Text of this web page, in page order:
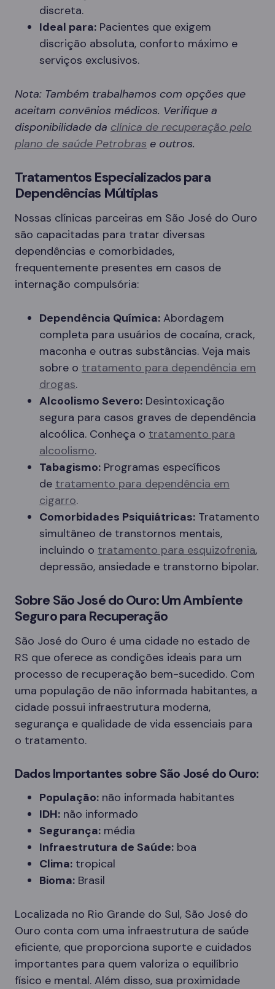
discreta.
Ideal para: Pacientes que exigem
discrição absoluta, conforto máximo e
serviços exclusivos.
Nota: Também trabalhamos com opções que
aceitam convênios médicos. Verifique a
disponibilidade da clínica de recuperação pelo
plano de saúde Petrobras e outros.
Tratamentos Especializados para
Dependências Múltiplas
Nossas clínicas parceiras em São José do Ouro
são capacitadas para tratar diversas
dependências e comorbidades,
frequentemente presentes em casos de
internação compulsória:
Dependência Química: Abordagem
completa para usuários de cocaína, crack,
maconha e outras substâncias. Veja mais
sobre o tratamento para dependência em
drogas.
Alcoolismo Severo: Desintoxicação
segura para casos graves de dependência
alcoólica. Conheça o tratamento para
alcoolismo.
Tabagismo: Programas específicos
de tratamento para dependência em
cigarro.
Comorbidades Psiquiátricas: Tratamento
simultâneo de transtornos mentais,
incluindo o tratamento para esquizofrenia,
depressão, ansiedade e transtorno bipolar.
Sobre São José do Ouro: Um Ambiente
Seguro para Recuperação
São José do Ouro é uma cidade no estado de
RS que oferece as condições ideais para um
processo de recuperação bem-sucedido. Com
uma população de não informada habitantes, a
cidade possui infraestrutura moderna,
segurança e qualidade de vida essenciais para
o tratamento.
Dados Importantes sobre São José do Ouro:
População: não informada habitantes
IDH: não informado
Segurança: média
Infraestrutura de Saúde: boa
Clima: tropical
Bioma: Brasil
Localizada no Rio Grande do Sul, São José do
Ouro conta com uma infraestrutura de saúde
eficiente, que proporciona suporte e cuidados
importantes para quem valoriza o equilíbrio
físico e mental. Além disso, sua proximidade